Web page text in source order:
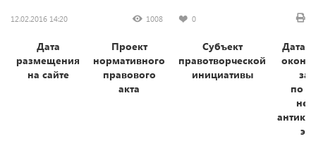
12.02.2016 14:20 1008 0
Дата
размещения
на сайте
Проект
нормативного
правового
акта
Субъект
правотворческой
инициативы
Дата
по